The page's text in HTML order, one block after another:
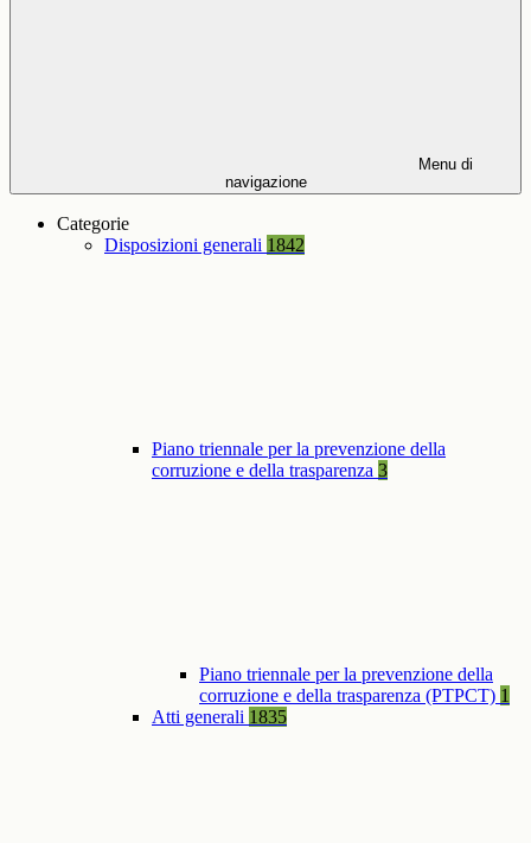
Menu di
navigazione
Categorie
Disposizioni generali 1842
Piano triennale per la prevenzione della
corruzione e della trasparenza 3
Piano triennale per la prevenzione della
corruzione e della trasparenza (PTPCT) 1
Atti generali 1835